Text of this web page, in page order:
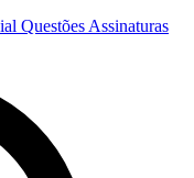
Questões Assinaturas